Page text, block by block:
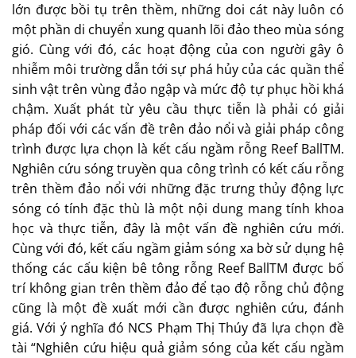
lớn được bồi tụ trên thềm, những doi cát này luôn có
một phần di chuyển xung quanh lõi đảo theo mùa sóng
gió. Cùng với đó, các hoạt động của con người gây ô
nhiễm môi trường dẫn tới sự phá hủy của các quần thể
sinh vật trên vùng đảo ngập và mức độ tự phục hồi khá
chậm. Xuất phát từ yêu cầu thực tiễn là phải có giải
pháp đối với các vấn đề trên đảo nổi và giải pháp công
trình được lựa chọn là kết cấu ngầm rỗng Reef BallTM.
Nghiên cứu sóng truyền qua công trình có kết cấu rỗng
trên thềm đảo nổi với những đặc trưng thủy động lực
sóng có tính đặc thù là một nội dung mang tính khoa
học và thực tiễn, đây là một vấn đề nghiên cứu mới.
Cùng với đó, kết cấu ngầm giảm sóng xa bờ sử dụng hệ
thống các cấu kiện bê tông rỗng Reef BallTM được bố
trí không gian trên thềm đảo để tạo độ rỗng chủ động
cũng là một đề xuất mới cần được nghiên cứu, đánh
giá. Với ý nghĩa đó NCS Phạm Thị Thúy đã lựa chọn đề
tài “Nghiên cứu hiệu quả giảm sóng của kết cấu ngầm